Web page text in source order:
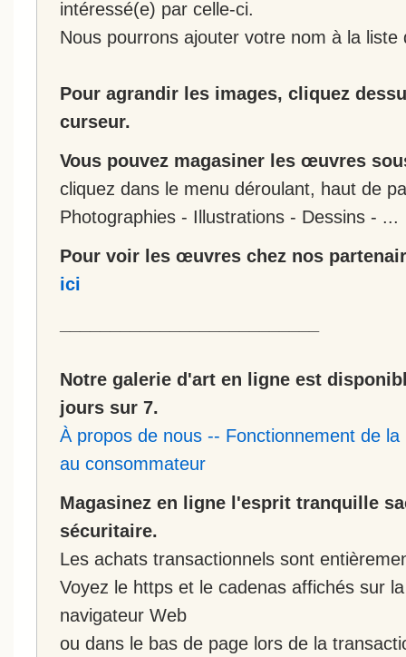
intéressé(e) par celle-ci.
Nous pourrons ajouter votre nom à la liste
Pour agrandir les images, cliquez
curseur.
Vous pouvez magasiner les œuvres
cliquez dans le menu déroulant, haut de
Photographies - Illustrations - Dessins - ...
Pour voir les œuvres chez nos
ici
Notre galerie d'art en ligne est
jours sur 7.
À propos de nous -- Fonctionnement de
au consommateur
Magasinez en ligne l'esprit tranquille
sécuritaire.
Les achats transactionnels sont
Voyez le https et le cadenas affichés sur
navigateur Web
ou dans le bas de page lors de la